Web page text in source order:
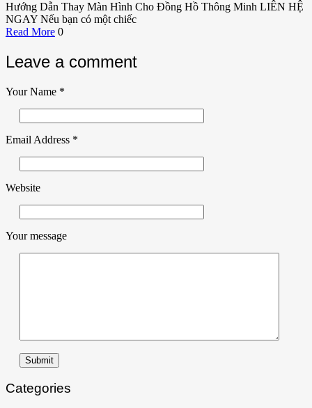
Hướng Dẫn Thay Màn Hình Cho Đồng Hồ Thông Minh LIÊN HỆ
NGAY Nếu bạn có một chiếc
Read More 0
Leave a comment
Your Name *
Email Address *
Website
Your message
Submit
Categories